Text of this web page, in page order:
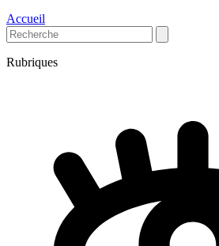
Accueil
Rubriques